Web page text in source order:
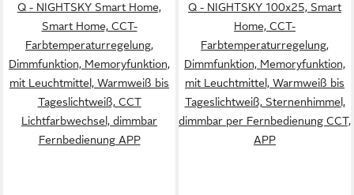
Q - NIGHTSKY Smart Home,
Smart Home, CCT-
Farbtemperaturregelung,
Dimmfunktion, Memoryfunktion,
mit Leuchtmittel, Warmweiß bis
Tageslichtweiß, CCT
Lichtfarbwechsel, dimmbar
Fernbedienung APP
Q - NIGHTSKY 100x25, Smart
Home, CCT-
Farbtemperaturregelung,
Dimmfunktion, Memoryfunktion,
mit Leuchtmittel, Warmweiß bis
Tageslichtweiß, Sternenhimmel,
dimmbar per Fernbedienung CCT,
APP